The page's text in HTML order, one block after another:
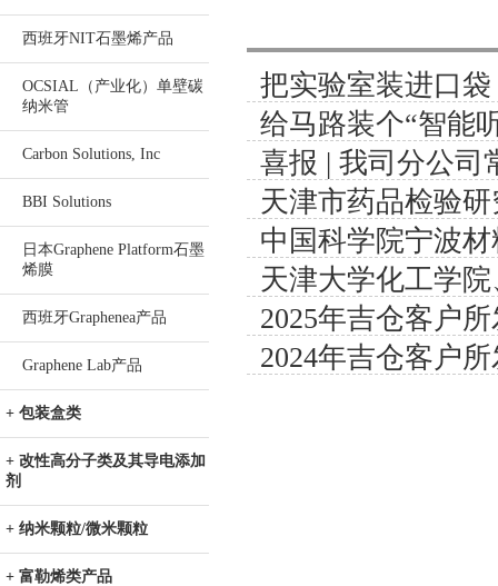
西班牙NIT石墨烯产品
OCSIAL（产业化）单壁碳
纳米管
Carbon Solutions, Inc
BBI Solutions
日本Graphene Platform石墨
烯膜
西班牙Graphenea产品
Graphene Lab产品
+ 包装盒类
+ 改性高分子类及其导电添加
剂
+ 纳米颗粒/微米颗粒
+ 富勒烯类产品
把实验室装进口
号
给马路装个“智能
喜报 | 我司分公司
证体系认证
天津市药品检验
器把酶解时间从
中国科学院宁波
学院、华中科技
工程系--比头发丝
天津大学化工学
（天津）--把甲烷
催化老大难问题
2025年吉仓客户
2024年吉仓客户